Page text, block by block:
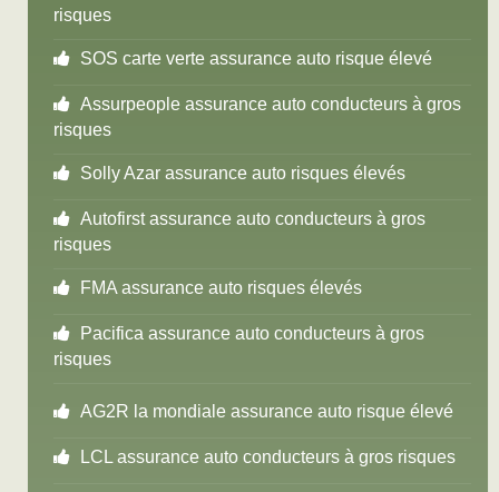
risques
SOS carte verte assurance auto risque élevé
Assurpeople assurance auto conducteurs à gros
risques
Solly Azar assurance auto risques élevés
Autofirst assurance auto conducteurs à gros
risques
FMA assurance auto risques élevés
Pacifica assurance auto conducteurs à gros
risques
AG2R la mondiale assurance auto risque élevé
LCL assurance auto conducteurs à gros risques